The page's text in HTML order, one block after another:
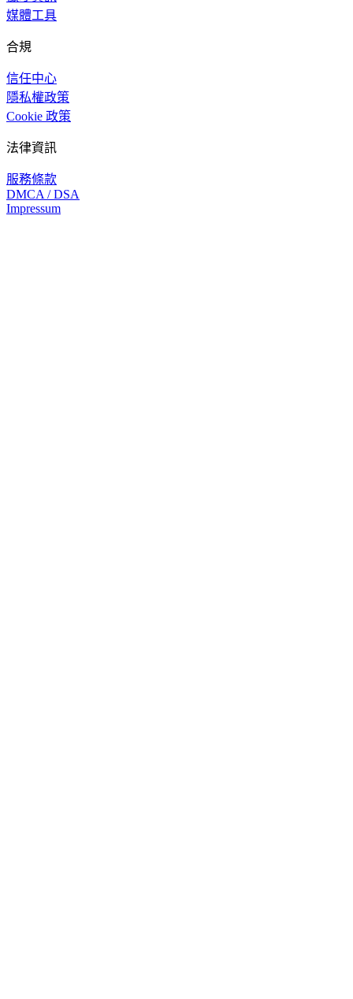
媒體工具
合規
信任中心
隱私權政策
Cookie 政策
法律資訊
服務條款
DMCA / DSA
Impressum